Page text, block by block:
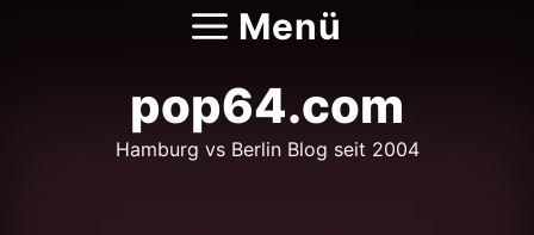
Menü
pop64.com
Hamburg vs Berlin Blog seit 2004